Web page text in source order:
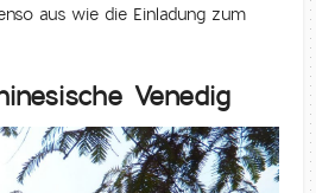
aus wie die Einladung zum
Venedig